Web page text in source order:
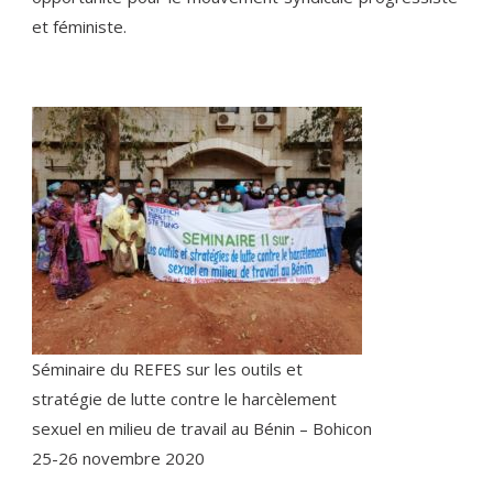
et féministe.
Séminaire du REFES sur les outils et
stratégie de lutte contre le harcèlement
sexuel en milieu de travail au Bénin – Bohicon
25-26 novembre 2020